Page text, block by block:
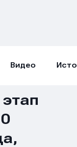
Видео